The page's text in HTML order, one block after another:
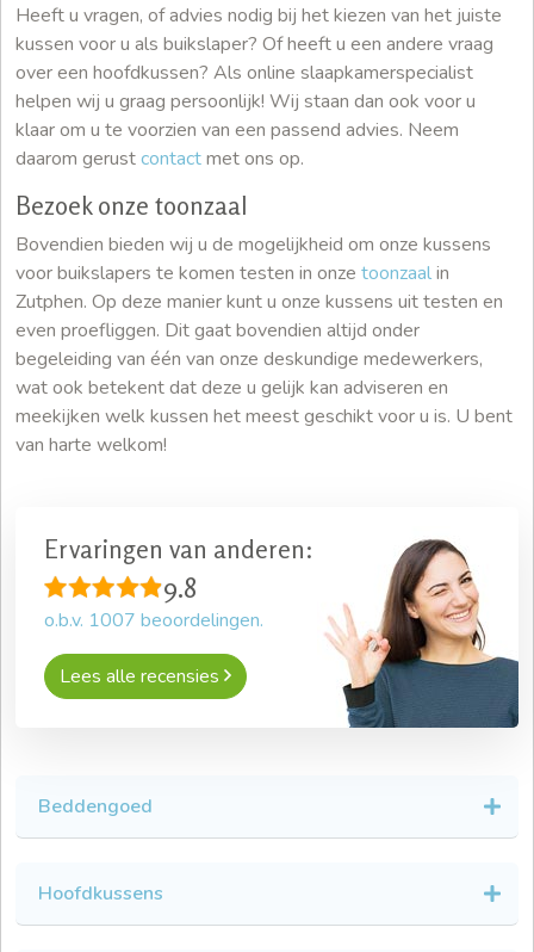
Heeft u vragen, of advies nodig bij het kiezen van het juiste
kussen voor u als buikslaper? Of heeft u een andere vraag
over een hoofdkussen? Als online slaapkamerspecialist
helpen wij u graag persoonlijk! Wij staan dan ook voor u
klaar om u te voorzien van een passend advies. Neem
daarom gerustcontactmet ons op.
Bezoek onze toonzaal
Bovendien bieden wij u de mogelijkheid om onze kussens
voor buikslapers te komen testen in onze toonzaalin
Zutphen. Op deze manier kunt u onze kussens uit testen en
even proefliggen. Dit gaat bovendien altijd onder
begeleiding van één van onze deskundige medewerkers,
wat ook betekent dat deze u gelijk kan adviseren en
meekijken welk kussen het meest geschikt voor u is. U bent
van harte welkom!
Ervaringen van anderen:
9.8
o.b.v. 1007 beoordelingen.
Lees alle recensies
Beddengoed
Hoofdkussens